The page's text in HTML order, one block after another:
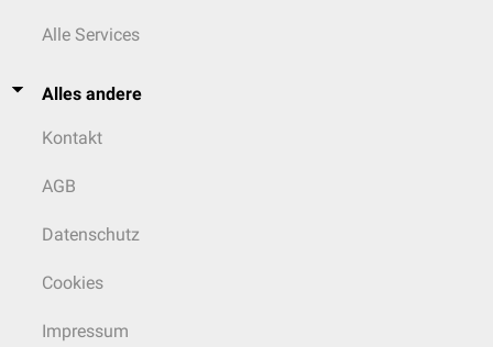
Alle Services
Alles andere
Kontakt
AGB
Datenschutz
Cookies
Impressum